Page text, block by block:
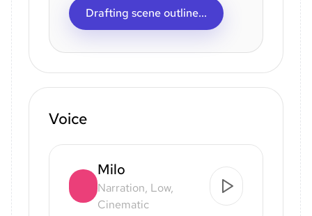
Drafting scene outline...
Voice
Milo
Narration, Low,
Cinematic